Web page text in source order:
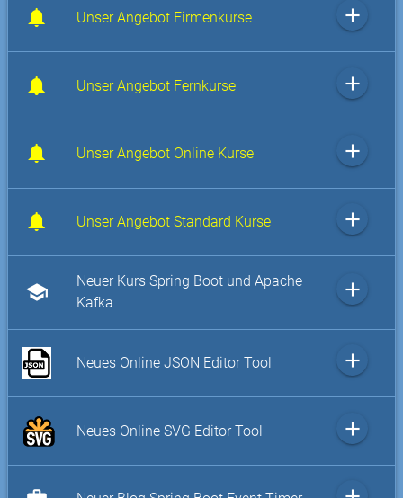
Unser Angebot Firmenkurse add
Unser Angebot Fernkurse add
Unser Angebot Online Kurse add
Unser Angebot Standard Kurse add
school
Neuer Kurs Spring Boot und Apache
Kafka
add
Neues Online JSON Editor Tool add
Neues Online SVG Editor Tool add